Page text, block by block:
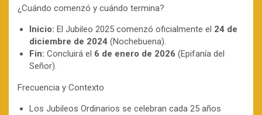
¿Cuándo comenzó y cuándo termina?
Inicio: El Jubileo 2025 comenzó oficialmente el 24 de
diciembre de 2024 (Nochebuena).
Fin: Concluirá el 6 de enero de 2026 (Epifanía del
Señor).
Frecuencia y Contexto
Los Jubileos Ordinarios se celebran cada 25 años